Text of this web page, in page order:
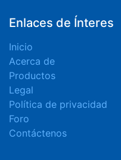
Enlaces de Ínteres
Inicio
Acerca de
Productos
Legal
Política de privacidad
Foro
Contáctenos